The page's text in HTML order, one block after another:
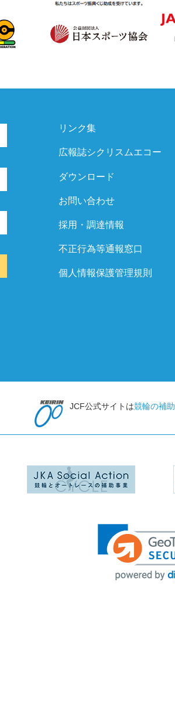
リンク集
広報誌シクリスムエコー
ダウンロード
お問い合わせ
採用・調達情報
不正行為等通報窓口
個人情報保護管理規則
JCF公式サイトは競輪の補助